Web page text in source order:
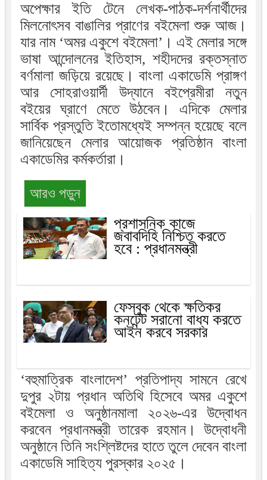
অপেক্ষার ইতি টেনে লেখক-পাঠক-দর্শনার্থীদের
মিলনোৎসব বাঙালির প্রাণের বইমেলা শুরু আজ।
যার নাম ‘অমর একুশে বইমেলা’। এই মেলার সঙ্গে
ভাষা আন্দোলনের ইতিহাস, শহীদদের রক্তস্নাত
বর্ণমালা জড়িয়ে রয়েছে। বাংলা একাডেমি প্রাঙ্গণ
আর সোহরাওয়ার্দী উদ্যানে বইপ্রেমীরা নতুন
বইয়ের ঘ্রাণে মেতে উঠবেন। এদিকে মেলার
সার্বিক প্রস্তুতি ইতোমধ্যেই সম্পন্ন হয়েছে বলে
জানিয়েছেন মেলার আয়োজক প্রতিষ্ঠান বাংলা
একাডেমির কর্মকর্তারা।
আরও পড়ুন
প্রশাসনিক কাজে
জবাবদিহি নিশ্চিত করতে
হবে : প্রধানমন্ত্রী
ফেসবুক থেকে ক্ষতিকর
কনটেন্ট সরানো বাধ্য করতে
আইন করবে সরকার
‘বহুমাত্রিক বাংলাদেশ’ প্রতিপাদ্য সামনে রেখে
দুপুর ২টায় প্রধান অতিথি হিসেবে অমর একুশে
বইমেলা ও অনুষ্ঠানমালা ২০২৬-এর উদ্বোধন
করবেন প্রধানমন্ত্রী তারেক রহমান। উদ্বোধনী
অনুষ্ঠানে তিনি সংশ্লিষ্টদের হাতে তুলে দেবেন বাংলা
একাডেমি সাহিত্য পুরস্কার ২০২৫।